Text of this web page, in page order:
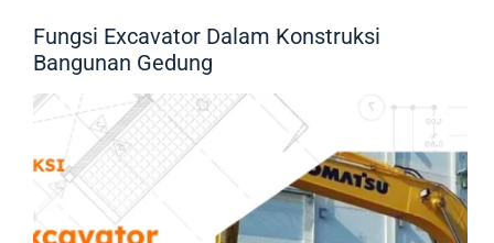
Fungsi Excavator Dalam Konstruksi
Bangunan Gedung